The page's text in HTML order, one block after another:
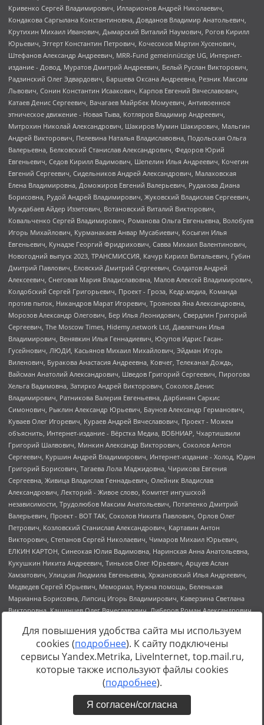
Источник:https://minjust.gov.ru/uploaded/files/reestr-
inostrannyih-agentov-22-03-2024.pdfданные на22.03.2024
Для повышения удобства сайта мы используем
cookies (подробнее). К сайту подключены
сервисы Yandex.Metrika, LiveInternet, top.mail.ru,
которые также используют файлы cookies
(подробнее).
Я согласен/согласна